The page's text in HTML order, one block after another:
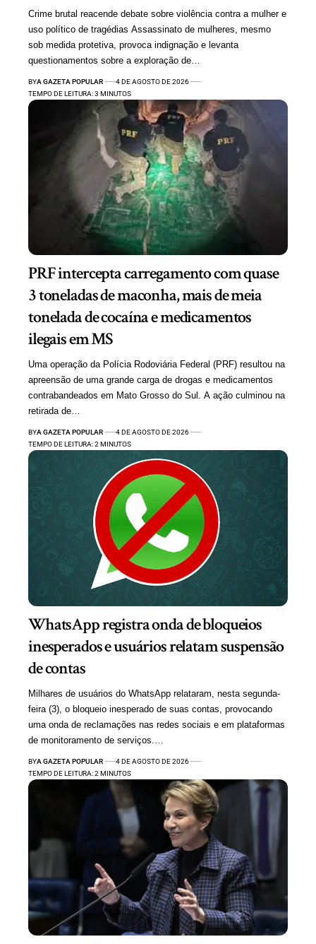
Crime brutal reacende debate sobre violência contra a mulher e
uso político de tragédias Assassinato de mulheres, mesmo
sob medida protetiva, provoca indignação e levanta
questionamentos sobre a exploração de…
BYA GAZETA POPULAR
4 DE AGOSTO DE 2026
TEMPO DE LEITURA: 3 MINUTOS
PRF intercepta carregamento com quase
3 toneladas de maconha, mais de meia
tonelada de cocaína e medicamentos
ilegais em MS
Uma operação da Polícia Rodoviária Federal (PRF) resultou na
apreensão de uma grande carga de drogas e medicamentos
contrabandeados em Mato Grosso do Sul. A ação culminou na
retirada de…
BYA GAZETA POPULAR
4 DE AGOSTO DE 2026
TEMPO DE LEITURA: 2 MINUTOS
WhatsApp registra onda de bloqueios
inesperados e usuários relatam suspensão
de contas
Milhares de usuários do WhatsApp relataram, nesta segunda-
feira (3), o bloqueio inesperado de suas contas, provocando
uma onda de reclamações nas redes sociais e em plataformas
de monitoramento de serviços.…
BYA GAZETA POPULAR
4 DE AGOSTO DE 2026
TEMPO DE LEITURA: 2 MINUTOS